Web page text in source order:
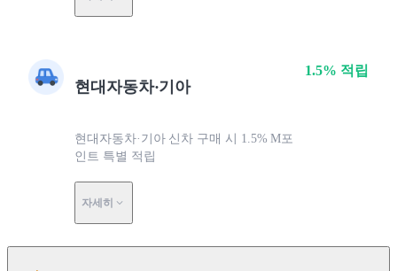
현대자동차·기아
현대자동차·기아 신차 구매 시 1.5% M포
인트 특별 적립
자세히
1.5% 적립